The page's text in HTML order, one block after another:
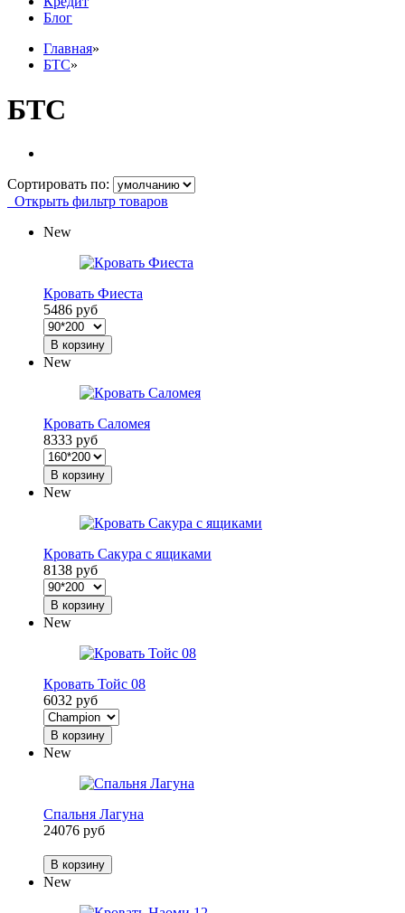
Блог
Главная»
БТС»
БТС
Сортировать по:
Открыть фильтр товаров
New
Кровать Фиеста
5486 руб
В корзину
New
Кровать Саломея
8333 руб
В корзину
New
Кровать Сакура с ящиками
8138 руб
В корзину
New
Кровать Тойс 08
6032 руб
В корзину
New
Спальня Лагуна
24076 руб
В корзину
New